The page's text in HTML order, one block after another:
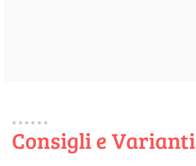
Consigli e Varianti